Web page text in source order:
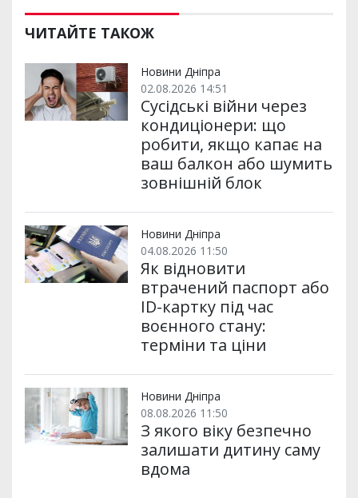
и
р
и
и
e
b
o
k
t
t
e
i
l
e
m p
ЧИТАЙТЕ ТАКОЖ
Новини Дніпра
02.08.2026 14:51
Сусідські війни через
кондиціонери: що
робити, якщо капає на
ваш балкон або шумить
зовнішній блок
Новини Дніпра
04.08.2026 11:50
Як відновити
втрачений паспорт або
ID-картку під час
воєнного стану:
терміни та ціни
Новини Дніпра
08.08.2026 11:50
З якого віку безпечно
залишати дитину саму
вдома